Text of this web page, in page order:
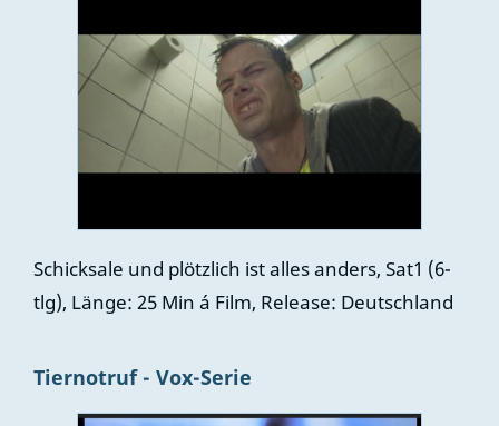
Schicksale und plötzlich ist alles anders, Sat1 (6-
tlg), Länge: 25 Min á Film, Release: Deutschland
Tiernotruf - Vox-Serie